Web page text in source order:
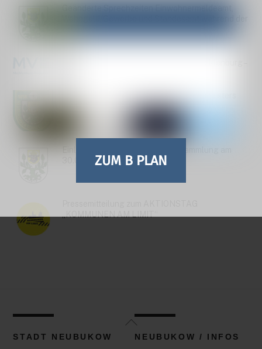
ZUM B PLAN
Geänderte Sprechzeiten Einwohnermeldeamt,
Urlaubszeit
14. Schießen um den Pokal des Bürgermeisters
2026
Einladung zur Stadtvertreterversammlung am
30.06.26
Back
To
STADT NEUBUKOW NEUBUKOW / INFOS